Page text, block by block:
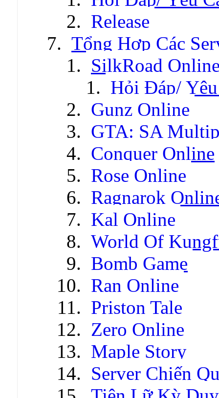
Release
Tổng Hợp Các
SilkRoad
Hỏi Đáp/
Gunz Online
GTA: SA
Conquer Online
Rose Online
Ragnarok
Kal Online
World Of
Bomb Game
Ran Online
Priston Tale
Zero Online
Maple Story
Server Chiến